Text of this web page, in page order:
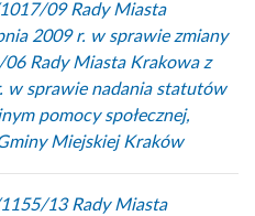
09 Rady Miasta
2009 r. w sprawie zmiany
Rady Miasta Krakowa z
w sprawie nadania statutów
pomocy społecznej,
Miejskiej Kraków
13 Rady Miasta